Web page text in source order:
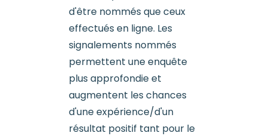
d'être nommés que ceux
effectués en ligne. Les
signalements nommés
permettent une enquête
plus approfondie et
augmentent les chances
d'une expérience/d'un
résultat positif tant pour le